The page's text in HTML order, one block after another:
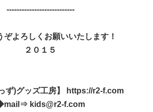
---------------------------
ぞよろしくお願いいたします！
２０１５
ず)グッズ工房】 https://r2-f.com
kids@r2-f.com